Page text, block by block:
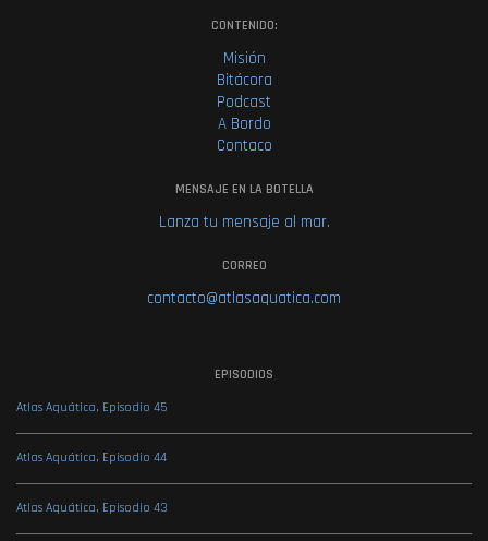
CONTENIDO:
Misión
Bitácora
Podcast
A Bordo
Contaco
MENSAJE EN LA BOTELLA
Lanza tu mensaje al mar.
CORREO
contacto@atlasaquatica.com
EPISODIOS
Atlas Aquática, Episodio 45
Atlas Aquática, Episodio 44
Atlas Aquática, Episodio 43